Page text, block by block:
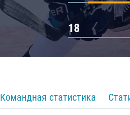
18
Командная статистика